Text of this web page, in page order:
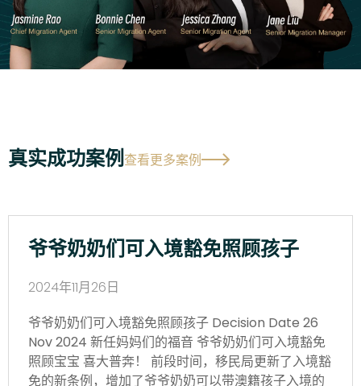
真实成功案例查看更多案例
爷爷奶奶们可入境豁免照顾孩子
2024年11月26日
爷爷奶奶们可入境豁免照顾孩子 Decision Date 26
Nov 2024 新任妈妈们的福音 爷爷奶奶们可入境豁免
照顾宝宝 喜大普奔！ 前段时间，移民局更新了入境豁
免的新条例，增加了爷爷奶奶可以带澳籍孩子入境的